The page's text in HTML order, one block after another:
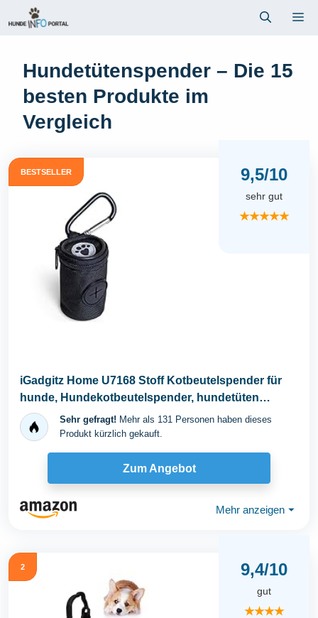
Inhalt
Hundetütenspender – Die 15
besten Produkte im
Vergleich
BESTSELLER 9,5/10
sehr gut
★★★★★
iGadgitz Home U7168 Stoff Kotbeutelspender für
hunde, Hundekotbeutelspender, hundetüten
spender...Sehr gefragt! Mehr als 131 Personen haben dieses
Produkt kürzlich gekauft.
Zum Angebot
Mehr anzeigen ⏷
2 9,4/10
gut
★★★★